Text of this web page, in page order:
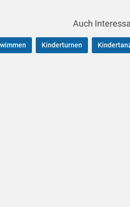
Auch
Kinderturnen